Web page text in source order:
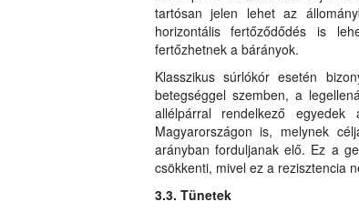
tartósan jelen lehet az
horizontális fertőződődés is
fertőzhetnek a bárányok.
Klasszikus súrlókór esetén
betegséggel szemben, a
allélpárral rendelkező
Magyarországon is, melynek
arányban forduljanak elő. Ez a
csökkenti, mivel ez a rezisztencia
3.3. Tünetek